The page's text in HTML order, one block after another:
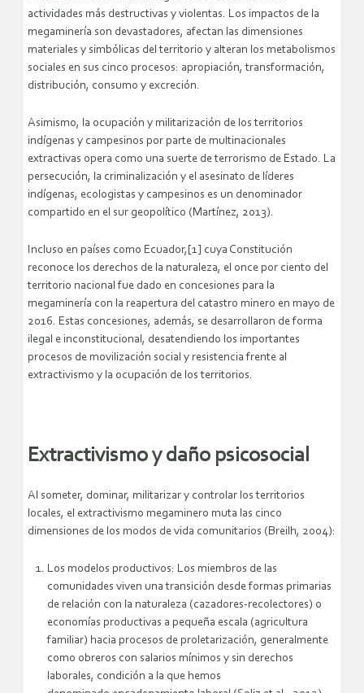
actividades más destructivas y violentas. Los impactos de la
megaminería son devastadores, afectan las dimensiones
materiales y simbólicas del territorio y alteran los metabolismos
sociales en sus cinco procesos: apropiación, transformación,
distribución, consumo y excreción.
Asimismo, la ocupación y militarización de los territorios
indígenas y campesinos por parte de multinacionales
extractivas opera como una suerte de terrorismo de Estado. La
persecución, la criminalización y el asesinato de líderes
indígenas, ecologistas y campesinos es un denominador
compartido en el sur geopolítico (Martínez, 2013).
Incluso en países como Ecuador,[1] cuya Constitución
reconoce los derechos de la naturaleza, el once por ciento del
territorio nacional fue dado en concesiones para la
megaminería con la reapertura del catastro minero en mayo de
2016. Estas concesiones, además, se desarrollaron de forma
ilegal e inconstitucional, desatendiendo los importantes
procesos de movilización social y resistencia frente al
extractivismo y la ocupación de los territorios.
Extractivismo y daño psicosocial
Al someter, dominar, militarizar y controlar los territorios
locales, el extractivismo megaminero muta las cinco
dimensiones de los modos de vida comunitarios (Breilh, 2004):
Los modelos productivos: Los miembros de las
comunidades viven una transición desde formas primarias
de relación con la naturaleza (cazadores-recolectores) o
economías productivas a pequeña escala (agricultura
familiar) hacia procesos de proletarización, generalmente
como obreros con salarios mínimos y sin derechos
laborales, condición a la que hemos